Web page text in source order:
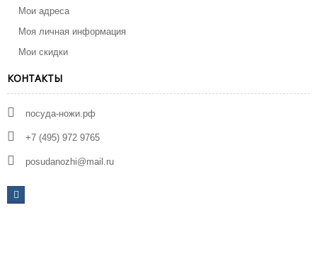
Мои адреса
Моя личная информация
Мои скидки
КОНТАКТЫ
посуда-ножи.рф
+7 (495) 972 9765
posudanozhi@mail.ru